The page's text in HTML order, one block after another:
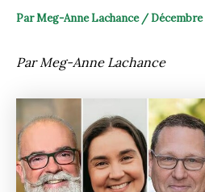
ParMeg-Anne Lachance /Décembre
Par Meg-Anne Lachance